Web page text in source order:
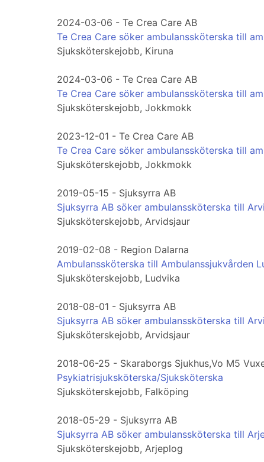
2024-03-06 - Te Crea Care AB
Te Crea Care söker ambulanssköterska till
Sjuksköterskejobb, Kiruna
2024-03-06 - Te Crea Care AB
Te Crea Care söker ambulanssköterska till
Sjuksköterskejobb, Jokkmokk
2023-12-01 - Te Crea Care AB
Te Crea Care söker ambulanssköterska till
Sjuksköterskejobb, Jokkmokk
2019-05-15 - Sjuksyrra AB
Sjuksyrra AB söker ambulanssköterska till
Sjuksköterskejobb, Arvidsjaur
2019-02-08 - Region Dalarna
Ambulanssköterska till Ambulanssjukvården
Sjuksköterskejobb, Ludvika
2018-08-01 - Sjuksyrra AB
Sjuksyrra AB söker ambulanssköterska till
Sjuksköterskejobb, Arvidsjaur
2018-06-25 - Skaraborgs Sjukhus,Vo M5
Psykiatrisjuksköterska/Sjuksköterska
Sjuksköterskejobb, Falköping
2018-05-29 - Sjuksyrra AB
Sjuksyrra AB söker ambulanssköterska till
Sjuksköterskejobb, Arjeplog